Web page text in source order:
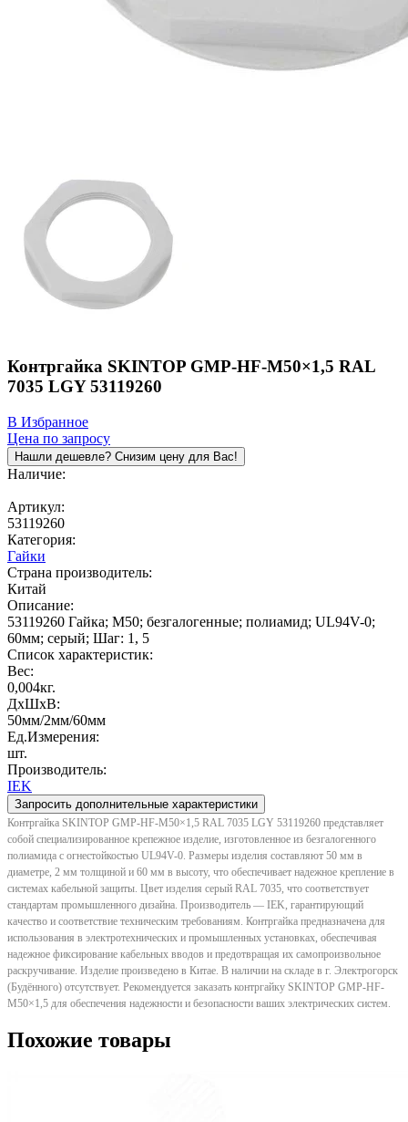
Контргайка SKINTOP GMP-HF-M50×1,5 RAL
7035 LGY 53119260
В Избранное
Цена по запросу
Нашли дешевле? Снизим цену для Вас!
Наличие:
Артикул:
53119260
Категория:
Гайки
Страна производитель:
Китай
Описание:
53119260 Гайка; M50; безгалогенные; полиамид; UL94V-0;
60мм; серый; Шаг: 1, 5
Список характеристик:
Вес:
0,004кг.
ДxШxВ:
50мм/2мм/60мм
Ед.Измерения:
шт.
Производитель:
IEK
Запросить дополнительные характеристики
Контргайка SKINTOP GMP-HF-M50×1,5 RAL 7035 LGY 53119260 представляет
собой специализированное крепежное изделие, изготовленное из безгалогенного
полиамида с огнестойкостью UL94V-0. Размеры изделия составляют 50 мм в
диаметре, 2 мм толщиной и 60 мм в высоту, что обеспечивает надежное крепление в
системах кабельной защиты. Цвет изделия серый RAL 7035, что соответствует
стандартам промышленного дизайна. Производитель — IEK, гарантирующий
качество и соответствие техническим требованиям. Контргайка предназначена для
использования в электротехнических и промышленных установках, обеспечивая
надежное фиксирование кабельных вводов и предотвращая их самопроизвольное
раскручивание. Изделие произведено в Китае. В наличии на складе в г. Электрогорск
(Будённого) отсутствует. Рекомендуется заказать контргайку SKINTOP GMP-HF-
M50×1,5 для обеспечения надежности и безопасности ваших электрических систем.
Похожие товары